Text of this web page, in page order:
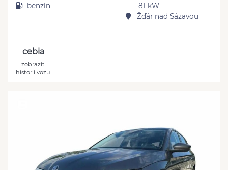
benzín
81 kW
Žďár nad Sázavou
cebia
zobrazit
historii vozu